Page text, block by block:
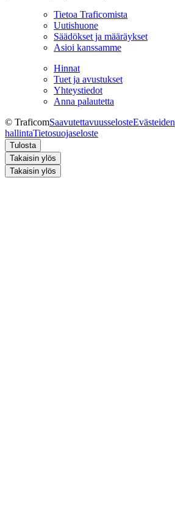
Tietoa Traficomista
Uutishuone
Säädökset ja määräykset
Asioi kanssamme
Hinnat
Tuet ja avustukset
Yhteystiedot
Anna palautetta
© TraficomSaavutettavuusselosteEvästeiden
hallintaTietosuojaseloste
Tulosta
Takaisin ylös
Takaisin ylös